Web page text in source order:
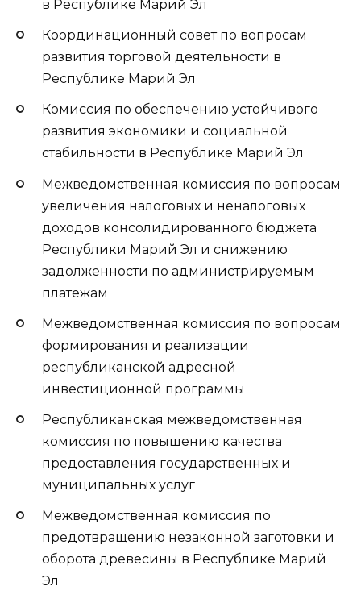
в Республике Марий Эл
Координационный совет по вопросам
развития торговой деятельности в
Республике Марий Эл
Комиссия по обеспечению устойчивого
развития экономики и социальной
стабильности в Республике Марий Эл
Межведомственная комиссия по вопросам
увеличения налоговых и неналоговых
доходов консолидированного бюджета
Республики Марий Эл и снижению
задолженности по администрируемым
платежам
Межведомственная комиссия по вопросам
формирования и реализации
республиканской адресной
инвестиционной программы
Республиканская межведомственная
комиссия по повышению качества
предоставления государственных и
муниципальных услуг
Межведомственная комиссия по
предотвращению незаконной заготовки и
оборота древесины в Республике Марий
Эл